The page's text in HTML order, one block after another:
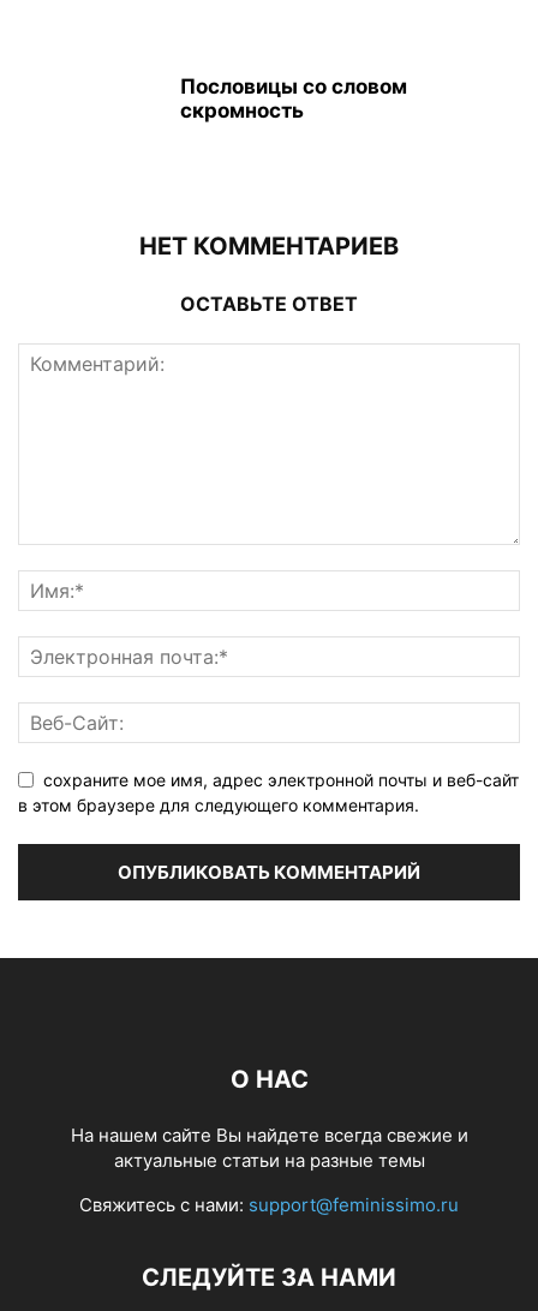
Пословицы со словом
скромность
НЕТ КОММЕНТАРИЕВ
ОСТАВЬТЕ ОТВЕТ
сохраните мое имя, адрес электронной почты и веб-сайт
в этом браузере для следующего комментария.
О НАС
На нашем сайте Вы найдете всегда свежие и
актуальные статьи на разные темы
Свяжитесь с нами: support@feminissimo.ru
СЛЕДУЙТЕ ЗА НАМИ